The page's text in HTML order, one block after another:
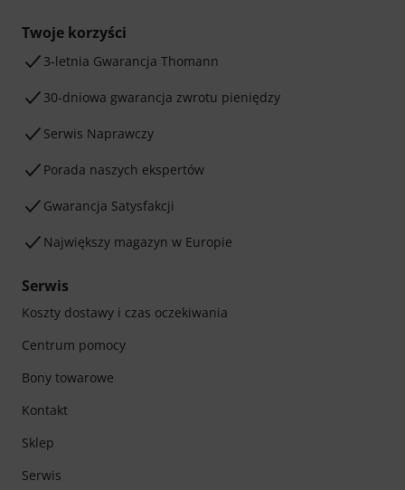
Twoje korzyści
3-letnia Gwarancja Thomann
30-dniowa gwarancja zwrotu pieniędzy
Serwis Naprawczy
Porada naszych ekspertów
Gwarancja Satysfakcji
Największy magazyn w Europie
Serwis
Koszty dostawy i czas oczekiwania
Centrum pomocy
Bony towarowe
Kontakt
Sklep
Serwis